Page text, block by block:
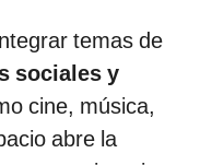
temas de
sociales y
cine, música,
abre la